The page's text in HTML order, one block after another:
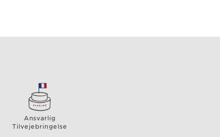
Ansvarlig
Tilvejebringelse